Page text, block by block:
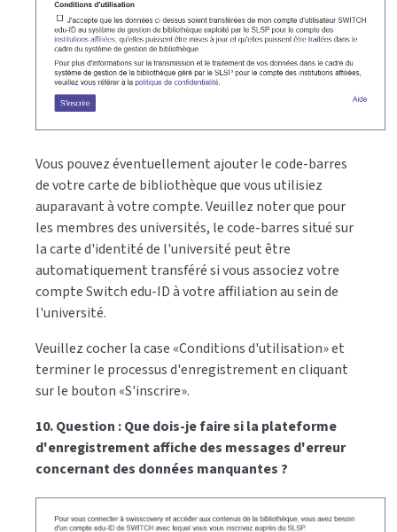
Vous pouvez éventuellement ajouter le code-barres
de votre carte de bibliothèque que vous utilisiez
auparavant à votre compte. Veuillez noter que pour
les membres des universités, le code-barres situé sur
la carte d'identité de l'université peut être
automatiquement transféré si vous associez votre
compte Switch edu-ID à votre affiliation au sein de
l'université.
Veuillez cocher la case «Conditions d'utilisation» et
terminer le processus d'enregistrement en cliquant
sur le bouton «S'inscrire».
10. Question : Que dois-je faire si la plateforme
d'enregistrement affiche des messages d'erreur
concernant des données manquantes ?